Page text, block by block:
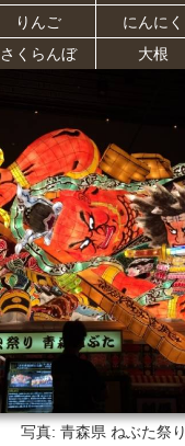
りんご にんにく
さくらんぼ 大根
写真: 青森県 ねぶた祭り